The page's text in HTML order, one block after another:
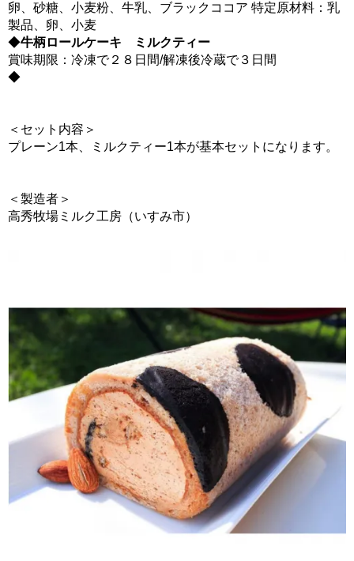
卵、砂糖、小麦粉、牛乳、ブラックココア 特定原材料：乳
製品、卵、小麦
◆牛柄ロールケーキ ミルクティー
賞味期限：冷凍で２８日間/解凍後冷蔵で３日間
◆
＜セット内容＞
プレーン1本、ミルクティー1本が基本セットになります。
＜製造者＞
高秀牧場ミルク工房（いすみ市）